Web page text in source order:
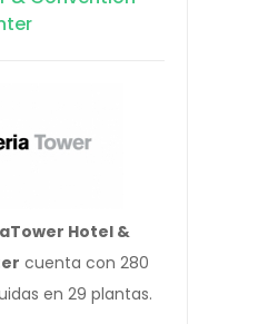
Hotel &
cuenta con 280
en 29 plantas.